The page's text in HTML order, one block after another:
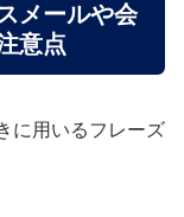
メールや会
意点
に用いるフレーズ